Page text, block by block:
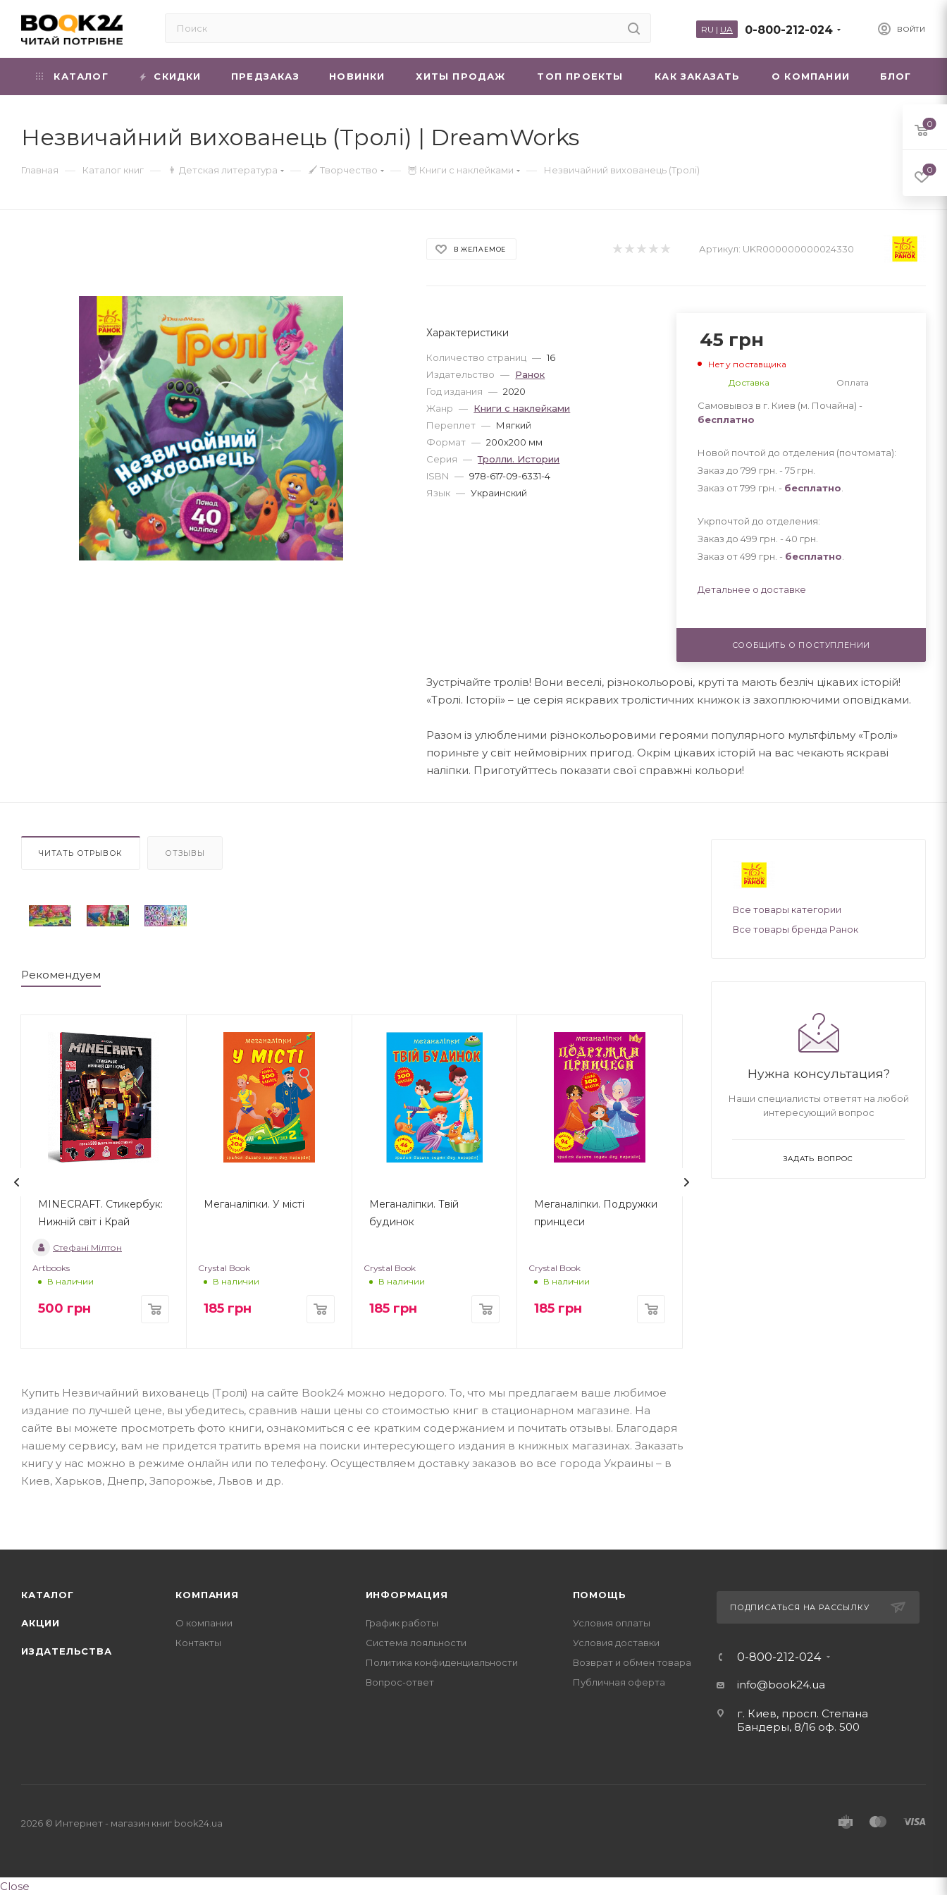
ВОЙТИ
0-800-212-024
RU | UA
КАТАЛОГ СКИДКИ ПРЕДЗАКАЗ НОВИНКИ ХИТЫ ПРОДАЖ ТОП ПРОЕКТЫ КАК ЗАКАЗАТЬ О КОМПАНИИ БЛОГ
Незвичайний вихованець (Тролі) | DreamWorks
Главная — Каталог книг — 👨 Детская литература — 🖌 Творчество — 🦉 Книги с наклейками — Незвичайний вихованець (Тролі)
В ЖЕЛАЕМОЕ Артикул: UKR000000000024330
Характеристики
Количество страниц — 16
Издательство — Ранок
Год издания — 2020
Жанр — Книги с наклейками
Переплет — Мягкий
Формат — 200x200 мм
Серия — Тролли. Истории
ISBN — 978-617-09-6331-4
Язык — Украинский
45 грн
Нет у поставщика
Доставка
Оплата
Самовывоз в г. Киев (м. Почайна) -
бесплатно
Новой почтой до отделения (почтомата):
Заказ до 799 грн. - 75 грн
Заказ от 799 грн. - бесплатно
Укрпочтой до отделения:
Заказ до 499 грн. - 40 грн
Заказ от 499 грн. - бесплатно
Детальнее о доставке
СООБЩИТЬ О ПОСТУПЛЕНИИ
Зустрічайте тролів! Вони веселі, різнокольорові, круті та мають безліч цікавих історій!
«Тролі. Історії» – це серія яскравих тролістичних книжок із захоплюючими оповідками.
Разом із улюбленими різнокольоровими героями популярного мультфільму «Тролі»
пориньте у світ неймовірних пригод. Окрім цікавих історій на вас чекають яскраві
наліпки. Приготуйттесь показати свої справжні кольори!
ЧИТАТЬ ОТРЫВОК ОТЗЫВЫ
Рекомендуем
MINECRAFT. Стикербук:
Нижній світ і Край
Стефані Мілтон
Artbooks
В наличии
500 грн
Меганаліпки. У місті
Crystal Book
В наличии
185грн
Меганаліпки. Твій
будинок
Crystal Book
В наличии
185грн
Меганаліпки. Подружки
принцеси
Crystal Book
В наличии
185 грн
Купить Незвичайний вихованець (Тролі) на сайте Book24 можно недорого. То, что мы предлагаем ваше любимое
издание по лучшей цене, вы убедитесь, сравнив наши цены со стоимостью книг в стационарном магазине. На
сайте вы можете просмотреть фото книги, ознакомиться с ее кратким содержанием и почитать отзывы. Благодаря
нашему сервису, вам не придется тратить время на поиски интересующего издания в книжных магазинах. Заказать
книгу у нас можно в режиме онлайн или по телефону. Осуществляем доставку заказов во все города Украины – в
Киев, Харьков, Днепр, Запорожье, Львов и др.
Все товары категории
Все товары бренда Ранок
Нужна консультация?
Наши специалисты ответят на любой
интересующий вопрос
ЗАДАТЬ ВОПРОС
КАТАЛОГ
АКЦИИ
ИЗДАТЕЛЬСТВА
КОМПАНИЯ
О компании
Контакты
ИНФОРМАЦИЯ
График работы
Система лояльности
Политика конфиденциальности
Вопрос-ответ
ПОМОЩЬ
Условия оплаты
Условия доставки
Возврат и обмен товара
Публичная оферта
ПОДПИСАТЬСЯ НА РАССЫЛКУ
0-800-212-024
info@book24.ua
г. Киев, просп. Степана
Бандеры, 8/16 оф. 500
2026 © Интернет - магазин книг book24.ua
0
0
Close